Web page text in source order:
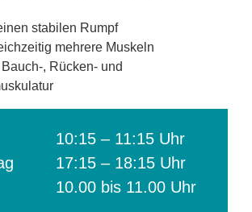
stabilen Rumpf
mehrere Muskeln
, Rücken- und
10:15 – 11:15 Uhr
17:15 – 18:15 Uhr
10.00 bis 11.00 Uhr